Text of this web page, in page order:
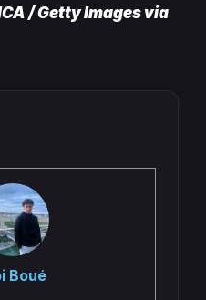
/ Getty Images via
Boué